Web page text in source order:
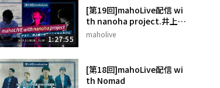
1:27:55
[第19回]mahoLive配信 wi
th nanoha project.井上緑
×中原くん×ちゃるけん
maholive
[第18回]mahoLive配信 wi
th Nomad